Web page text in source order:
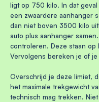
ligt op 750 kilo. In dat
een zwaardere aanhanger
dan niet boven 3500 kilo
auto plus aanhanger
controleren. Deze staan
Vervolgens bereken je of
Overschrijd je deze limiet,
het maximale trekgewicht
technisch mag trekken.